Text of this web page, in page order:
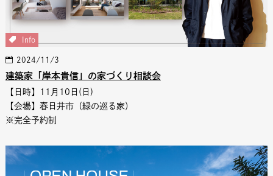
2024/11/3
Info
建築家「岸本貴信」の家づくり相談会
【日時】11月10日(日)
【会場】春日井市（緑の巡る家）
※完全予約制